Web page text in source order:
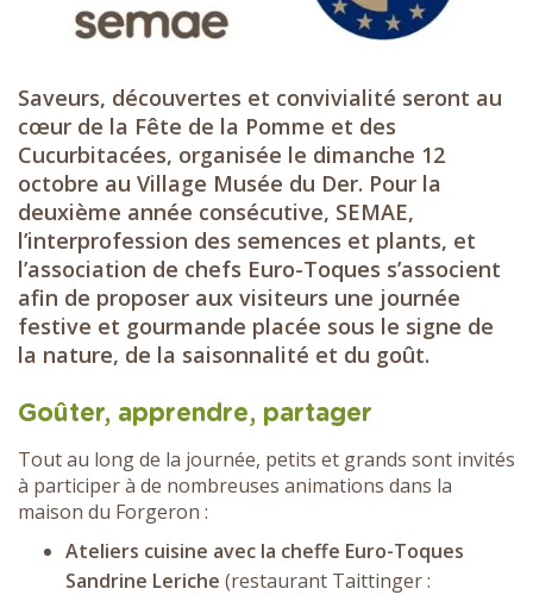
Saveurs, découvertes et convivialité seront au
cœur de la Fête de la Pomme et des
Cucurbitacées, organisée le dimanche 12
octobre au Village Musée du Der. Pour la
deuxième année consécutive, SEMAE,
l’interprofession des semences et plants, et
l’association de chefs Euro-Toques s’associent
afin de proposer aux visiteurs une journée
festive et gourmande placée sous le signe de
la nature, de la saisonnalité et du goût.
Goûter, apprendre, partager
Tout au long de la journée, petits et grands sont invités
à participer à de nombreuses animations dans la
maison du Forgeron :
Ateliers cuisine avec la cheffe Euro-Toques
Sandrine Leriche (restaurant Taittinger :